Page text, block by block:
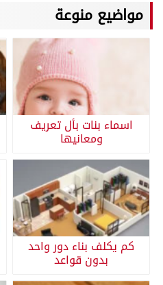
مواضيع منوعة
اسماء بنات بأل تعريف
ومعانيها
كم يكلف بناء دور واحد
بدون قواعد